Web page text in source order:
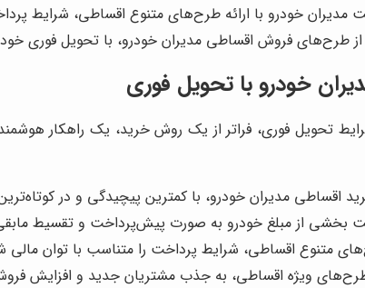
مدیران خودرو با ارائه طرح‌های متنوع اقساطی، شرایط
طرح‌های فروش اقساطی مدیران خودرو، با تحویل فوری
خودرو با تحویل فوری
تحویل فوری، فراتر از یک روش خرید، یک راهکار
اقساطی مدیران خودرو، با کمترین پیچیدگی و در
بخشی از مبلغ خودرو به صورت پیش‌پرداخت و تقسیط
متنوع اقساطی، شرایط پرداخت را متناسب با توان مالی
طرح‌های ویژه اقساطی، به جذب مشتریان جدید و افزایش